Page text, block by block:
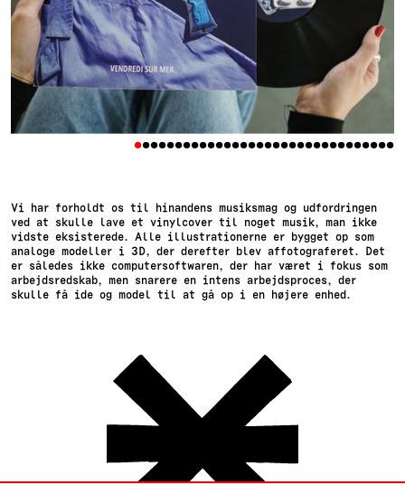
••••••••••••••••••••••••••••••••
Vi har forholdt os til hinandens musiksmag og udfordringen
ved at skulle lave et vinylcover til noget musik, man ikke
vidste eksisterede. Alle illustrationerne er bygget op som
analoge modeller i 3D, der derefter blev affotograferet. Det
er således ikke computersoftwaren, der har været i fokus som
arbejdsredskab, men snarere en intens arbejdsproces, der
skulle få ide og model til at gå op i en højere enhed.